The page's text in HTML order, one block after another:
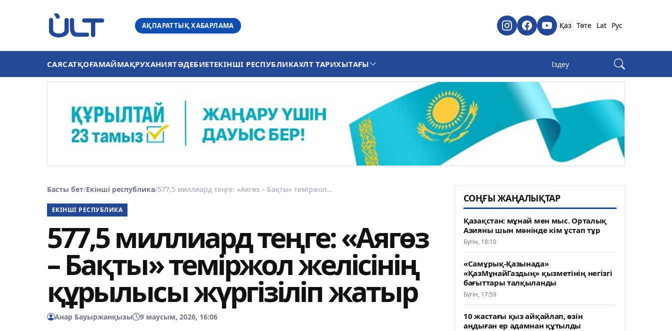
АҚПАРАТТЫҚ ХАБАРЛАМА Қаз Төте Lat Рус
САЯСАТҚОҒАМАЙМАҚРУХАНИЯТӘДЕБИЕТЕКІНШІ РЕСПУБЛИКАҰЛТ ТАРИХЫТАҒЫ
Басты бет/Екінші республика/577,5 миллиард теңге: «Аягөз – Бақты» теміржол...
ЕКІНШІ РЕСПУБЛИКА
577,5 миллиард теңге: «Аягөз
– Бақты» теміржол желісінің
құрылысы жүргізіліп жатыр
Анар Бауыржанқызы 9 маусым, 2026, 16:06
СОҢҒЫ ЖАҢАЛЫҚТАР
Қазақстан: мұнай мен мыс. Орталық
Азияны шын мәнінде кім ұстап тұр
Бүгін, 18:10
«Самұрық-Қазынада»
«ҚазМұнайГаздың» қызметінің негізгі
бағыттары талқыланды
Бүгін, 17:59
10 жастағы қыз айқайлап, өзін
аңдыған ер адамнан құтылды